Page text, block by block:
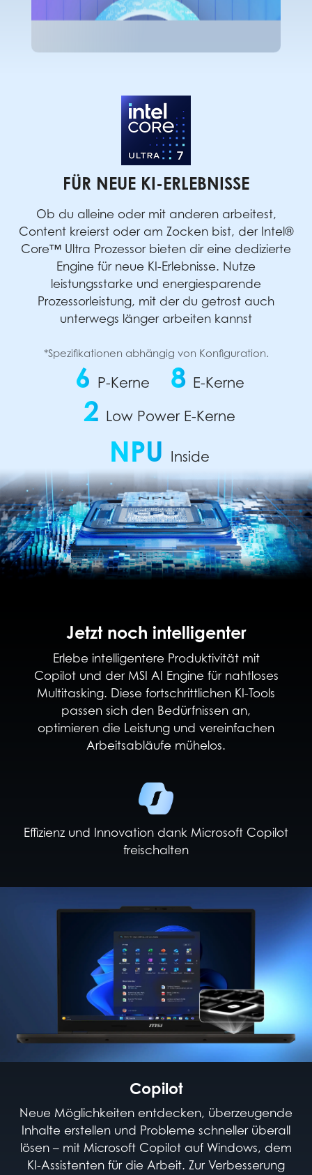
FÜR NEUE KI-ERLEBNISSE
Ob du alleine oder mit anderen arbeitest,
Content kreierst oder am Zocken bist, der Intel®
Core™ Ultra Prozessor bieten dir eine dedizierte
Engine für neue KI-Erlebnisse. Nutze
leistungsstarke und energiesparende
Prozessorleistung, mit der du getrost auch
unterwegs länger arbeiten kannst
*Spezifikationen abhängig von Konfiguration.
6 P-Kerne 8 E-Kerne
2 Low Power E-Kerne
NPU Inside
Jetzt noch intelligenter
Erlebe intelligentere Produktivität mit
Copilot und der MSI AI Engine für nahtloses
Multitasking. Diese fortschrittlichen KI-Tools
passen sich den Bedürfnissen an,
optimieren die Leistung und vereinfachen
Arbeitsabläufe mühelos.
Effizienz und Innovation dank Microsoft Copilot
freischalten
Copilot
Neue Möglichkeiten entdecken, überzeugende
Inhalte erstellen und Probleme schneller überall
lösen – mit Microsoft Copilot auf Windows, dem
KI-Assistenten für die Arbeit. Zur Verbesserung